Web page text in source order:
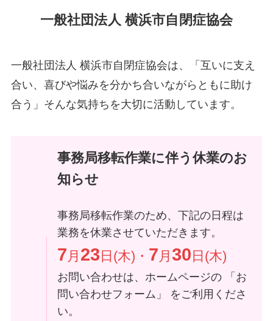
一般社団法人 横浜市自閉症協会
一般社団法人 横浜市自閉症協会は、「互いに支え
合い、喜びや悩みを分かち合いながらともに助け
合う」 そんな気持ちを大切に活動しています。
事務局移転作業に伴う休業のお
知らせ
事務局移転作業のため、下記の日程は
業務を休業させていただきます。
7 月 23 日(木)・ 7 月30 日(木)
お問い合わせは、ホームページの 「お
問い合わせフォーム」 をご利用くださ
い。